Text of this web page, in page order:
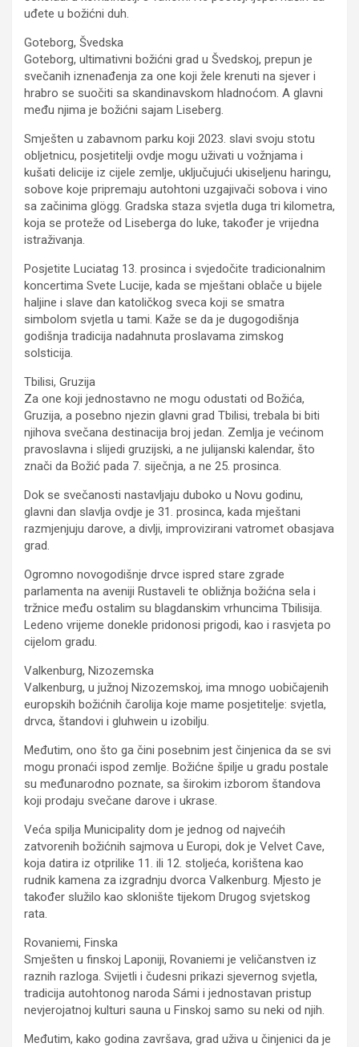
uđete u božićni duh.
Goteborg, Švedska
Goteborg, ultimativni božićni grad u Švedskoj, prepun je
svečanih iznenađenja za one koji žele krenuti na sjever i
hrabro se suočiti sa skandinavskom hladnoćom. A glavni
među njima je božićni sajam Liseberg.
Smješten u zabavnom parku koji 2023. slavi svoju stotu
obljetnicu, posjetitelji ovdje mogu uživati ​​u vožnjama i
kušati delicije iz cijele zemlje, uključujući ukiseljenu haringu,
sobove koje pripremaju autohtoni uzgajivači sobova i vino
sa začinima glögg. Gradska staza svjetla duga tri kilometra,
koja se proteže od Liseberga do luke, također je vrijedna
istraživanja.
Posjetite Luciatag 13. prosinca i svjedočite tradicionalnim
koncertima Svete Lucije, kada se mještani oblače u bijele
haljine i slave dan katoličkog sveca koji se smatra
simbolom svjetla u tami. Kaže se da je dugogodišnja
godišnja tradicija nadahnuta proslavama zimskog
solsticija.
Tbilisi, Gruzija
Za one koji jednostavno ne mogu odustati od Božića,
Gruzija, a posebno njezin glavni grad Tbilisi, trebala bi biti
njihova svečana destinacija broj jedan. Zemlja je većinom
pravoslavna i slijedi gruzijski, a ne julijanski kalendar, što
znači da Božić pada 7. siječnja, a ne 25. prosinca.
Dok se svečanosti nastavljaju duboko u Novu godinu,
glavni dan slavlja ovdje je 31. prosinca, kada mještani
razmjenjuju darove, a divlji, improvizirani vatromet obasjava
grad.
Ogromno novogodišnje drvce ispred stare zgrade
parlamenta na aveniji Rustaveli te obližnja božićna sela i
tržnice među ostalim su blagdanskim vrhuncima Tbilisija.
Ledeno vrijeme donekle pridonosi prigodi, kao i rasvjeta po
cijelom gradu.
Valkenburg, Nizozemska
Valkenburg, u južnoj Nizozemskoj, ima mnogo uobičajenih
europskih božićnih čarolija koje mame posjetitelje: svjetla,
drvca, štandovi i gluhwein u izobilju.
Međutim, ono što ga čini posebnim jest činjenica da se svi
mogu pronaći ispod zemlje. Božićne špilje u gradu postale
su međunarodno poznate, sa širokim izborom štandova
koji prodaju svečane darove i ukrase.
Veća spilja Municipality dom je jednog od najvećih
zatvorenih božićnih sajmova u Europi, dok je Velvet Cave,
koja datira iz otprilike 11. ili 12. stoljeća, korištena kao
rudnik kamena za izgradnju dvorca Valkenburg. Mjesto je
također služilo kao sklonište tijekom Drugog svjetskog
rata.
Rovaniemi, Finska
Smješten u finskoj Laponiji, Rovaniemi je veličanstven iz
raznih razloga. Svijetli i čudesni prikazi sjevernog svjetla,
tradicija autohtonog naroda Sámi i jednostavan pristup
nevjerojatnoj kulturi sauna u Finskoj samo su neki od njih.
Međutim, kako godina završava, grad uživa u činjenici da je